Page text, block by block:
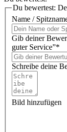
Du bewertest:
Name /
Gib deiner
guter Service”*
Schreibe deine
Bild hinzufügen